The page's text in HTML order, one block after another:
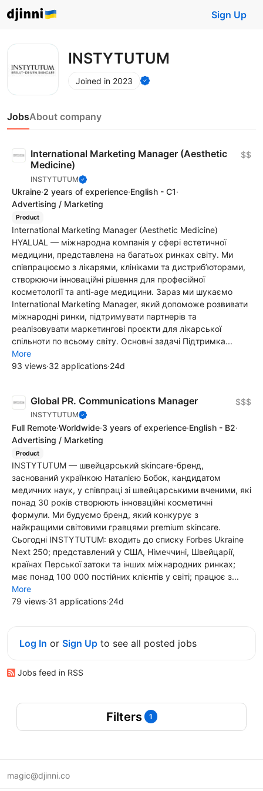
Sign Up
INSTYTUTUM
Joined in 2023
JobsAbout company
International Marketing Manager (Aesthetic
Medicine)
INSTYTUTUM
$$
Ukraine·2 years of experience·English - C1·
Advertising / Marketing
Product
International Marketing Manager (Aesthetic Medicine)
HYALUAL — міжнародна компанія у сфері естетичної
медицини, представлена на багатьох ринках світу. Ми
співпрацюємо з лікарями, клініками та дистриб’юторами,
створюючи інноваційні рішення для професійної
косметології та anti-age медицини. Зараз ми шукаємо
International Marketing Manager, який допоможе розвивати
міжнародні ринки, підтримувати партнерів та
реалізовувати маркетингові проєкти для лікарської
спільноти по всьому світу. Основні задачі Підтримка...
More
93 views·32 applications·24d
Global PR. Communications Manager
INSTYTUTUM
$$$
Full Remote·Worldwide·3 years of experience·English - B2·
Advertising / Marketing
Product
INSTYTUTUM — швейцарський skincare-бренд,
заснований українкою Наталією Бобок, кандидатом
медичних наук, у співпраці зі швейцарськими вченими, які
понад 30 років створюють інноваційні косметичні
формули. Ми будуємо бренд, який конкурує з
найкращими світовими гравцями premium skincare.
Сьогодні INSTYTUTUM: входить до списку Forbes Ukraine
Next 250; представлений у США, Німеччині, Швейцарії,
країнах Перської затоки та інших міжнародних ринках;
має понад 100 000 постійних клієнтів у світі; працює з...
More
79 views·31 applications·24d
Log In or Sign Up to see all posted jobs
Jobs feed in RSS
Filters 1
magic@djinni.co